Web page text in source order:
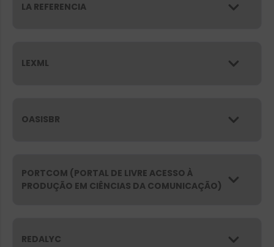
LA REFERENCIA
LEXML
OASISBR
PORTCOM (PORTAL DE LIVRE ACESSO À
PRODUÇÃO EM CIÊNCIAS DA COMUNICAÇÃO)
REDALYC